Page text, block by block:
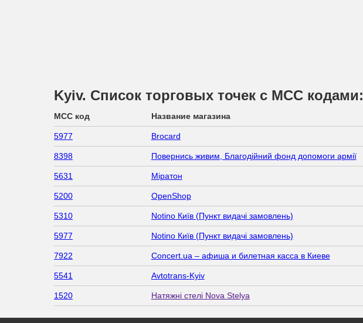
Kyiv. Список торговых точек с МСС кодами:
MCC код Название магазина
5977 Brocard
8398 Повернись живим, Благодійний фонд допомоги армії
5631 Міратон
5200 OpenShop
5310 Notino Київ (Пункт видачі замовлень)
5977 Notino Київ (Пункт видачі замовлень)
7922 Concert.ua – афиша и билетная касса в Киеве
5541 Avtotrans-Kyiv
1520 Натяжні стелі Nova Stelya